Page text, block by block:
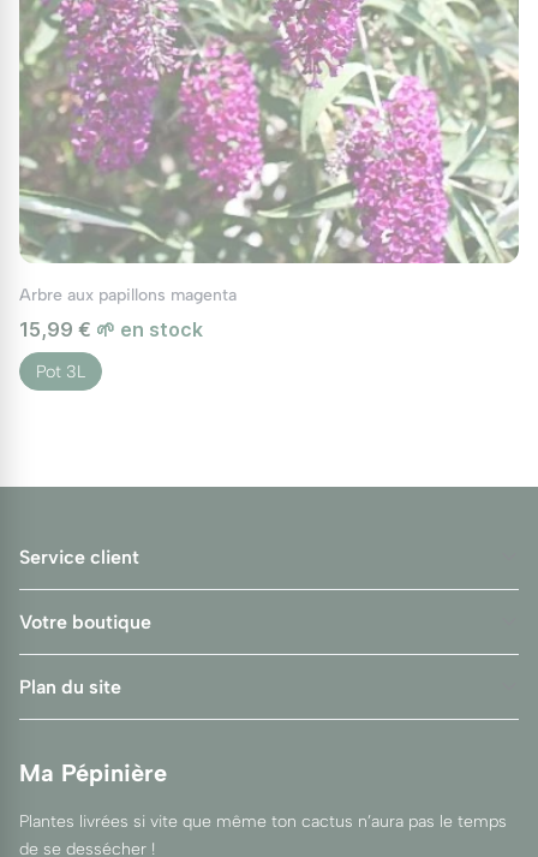
Arbre aux papillons magenta
15,99 € 🌱 en stock
Pot 3L
Service client
Votre boutique
Plan du site
Ma Pépinière
Plantes livrées si vite que même ton cactus n’aura pas le temps
de se dessécher !